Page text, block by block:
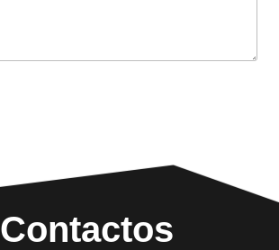
Contactos